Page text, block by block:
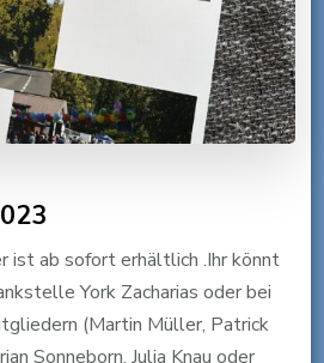
ist ab sofort erhältlich .Ihr könnt
York Zacharias oder bei
(Martin Müller, Patrick
Sonneborn, Julia Knau oder